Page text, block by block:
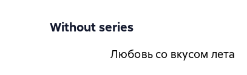
Without series
Любовь со вкусом лета